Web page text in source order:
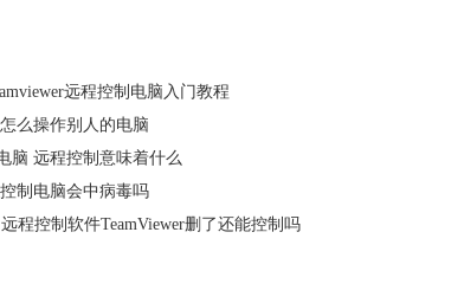
远程控制电脑入门教程
么操作别人的电脑
脑 远程控制意味着什么
制电脑会中病毒吗
程控制软件TeamViewer删了还能控制吗